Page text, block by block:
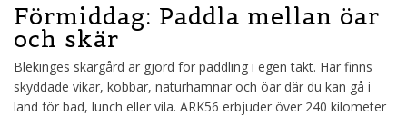
Förmiddag: Paddla mellan öar
och skär
Blekinges skärgård är gjord för paddling i egen takt. Här finns
skyddade vikar, kobbar, naturhamnar och öar där du kan gå i
land för bad, lunch eller vila. ARK56 erbjuder över 240 kilometer